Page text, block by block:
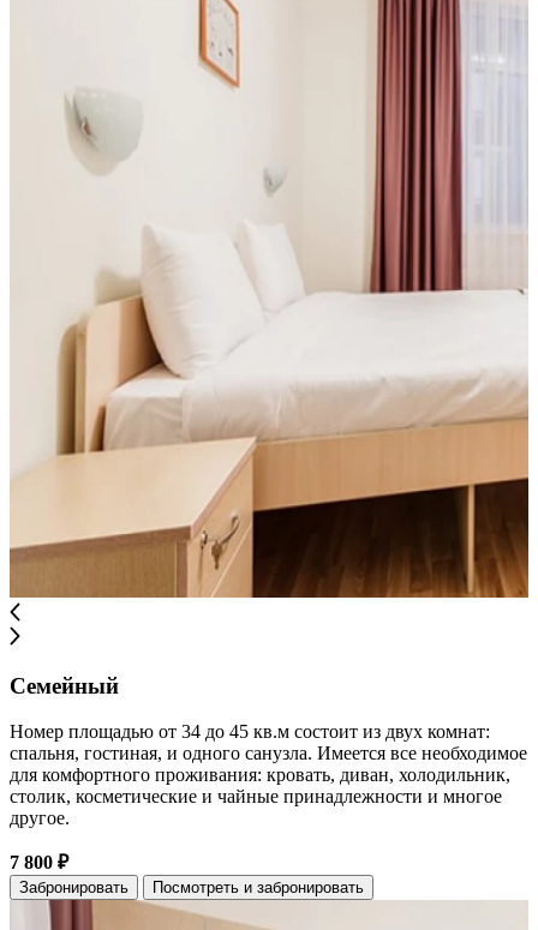
Семейный
Номер площадью от 34 до 45 кв.м состоит из двух комнат:
спальня, гостиная, и одного санузла. Имеется все необходимое
для комфортного проживания: кровать, диван, холодильник,
столик, косметические и чайные принадлежности и многое
другое.
7 800 ₽
Забронировать Посмотреть и забронировать